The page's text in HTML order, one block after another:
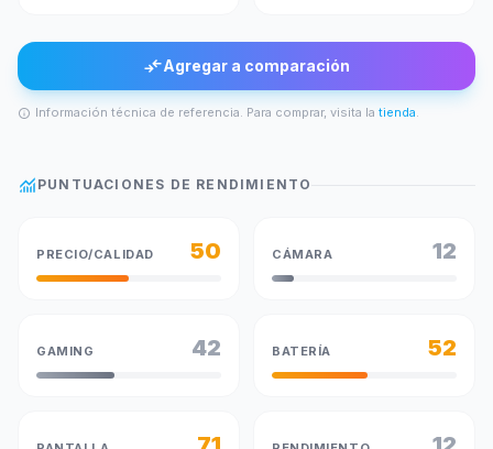
compare_arrowsAgregar a comparación
info Información técnica de referencia. Para comprar, visita la tienda.
monitoring PUNTUACIONES DE RENDIMIENTO
PRECIO/CALIDAD 50 CÁMARA 12
GAMING 42 BATERÍA 52